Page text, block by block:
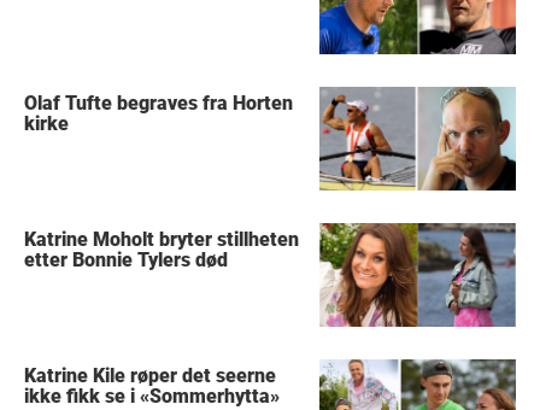
Olaf Tufte begraves fra Horten
kirke
Katrine Moholt bryter stillheten
etter Bonnie Tylers død
Katrine Kile røper det seerne
ikke fikk se i «Sommerhytta»